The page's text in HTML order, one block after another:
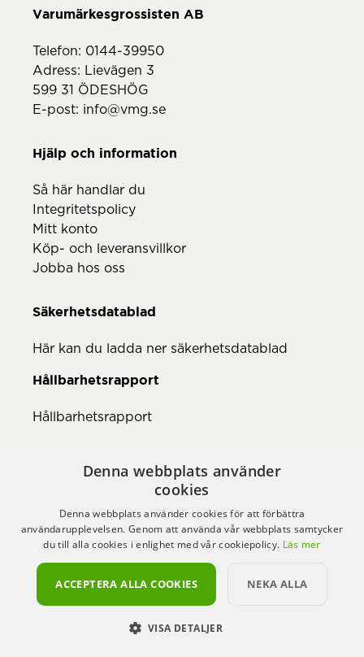
Telefon: 0144-39950
Adress: Lievägen 3
599 31 ÖDESHÖG
E-post: info@vmg.se
Hjälp och information
Så här handlar du
Integritetspolicy
Mitt konto
Köp- och leveransvillkor
Jobba hos oss
Säkerhetsdatablad
Här kan du ladda ner säkerhetsdatablad
Hållbarhetsrapport
Hållbarhetsrapport
Denna webbplats använder
cookies
Denna webbplats använder cookies för att förbättra
användarupplevelsen. Genom att använda vår webbplats samtycker
du till alla cookies i enlighet med vår cookiepolicy. Läs mer
ACCEPTERA ALLA COOKIES NEKA ALLA
VISA DETALJER